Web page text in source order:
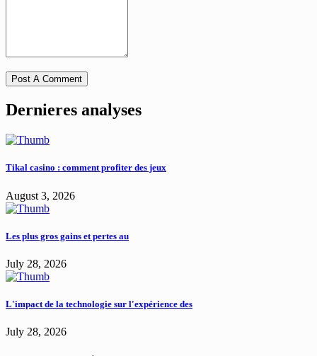
Dernieres analyses
Tikal casino : comment profiter des jeux
August 3, 2026
Les plus gros gains et pertes au
July 28, 2026
L'impact de la technologie sur l'expérience des
July 28, 2026